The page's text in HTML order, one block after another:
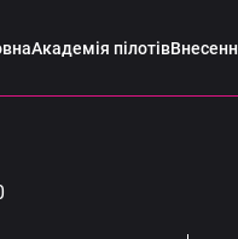
Академія пілотів